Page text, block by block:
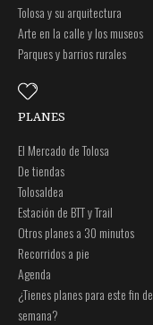
Tolosa y su arquitectura
Arte en la calle y los museos
Parques y barrios rurales
PLANES
El Mercado de Tolosa
De tiendas
Tolosaldea
Estación de BTT y Trail
Otros planes a 30 minutos
Recorridos a pie
Agenda
¿Tienes planes para este fin de
semana?